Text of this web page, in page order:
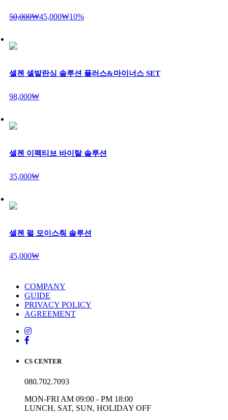
50,000₩45,000₩10%
셀젠 셀발란싱 솔루션 플러스&마이너스 SET
98,000₩
셀젠 이펙티브 바이탈 솔루션
35,000₩
셀젠 펄 모이스춰 솔루션
45,000₩
COMPANY
GUIDE
PRIVACY POLICY
AGREEMENT
CS CENTER
080.702.7093
MON-FRI AM 09:00 - PM 18:00
LUNCH, SAT, SUN, HOLIDAY OFF